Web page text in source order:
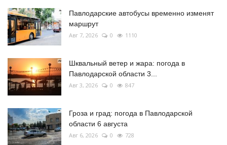
Павлодарские автобусы временно изменят
маршрут
Авг 7, 2026 0 1110
Шквальный ветер и жара: погода в
Павлодарской области 3...
Авг 3, 2026 0 847
Гроза и град: погода в Павлодарской
области 6 августа
Авг 6, 2026 0 728